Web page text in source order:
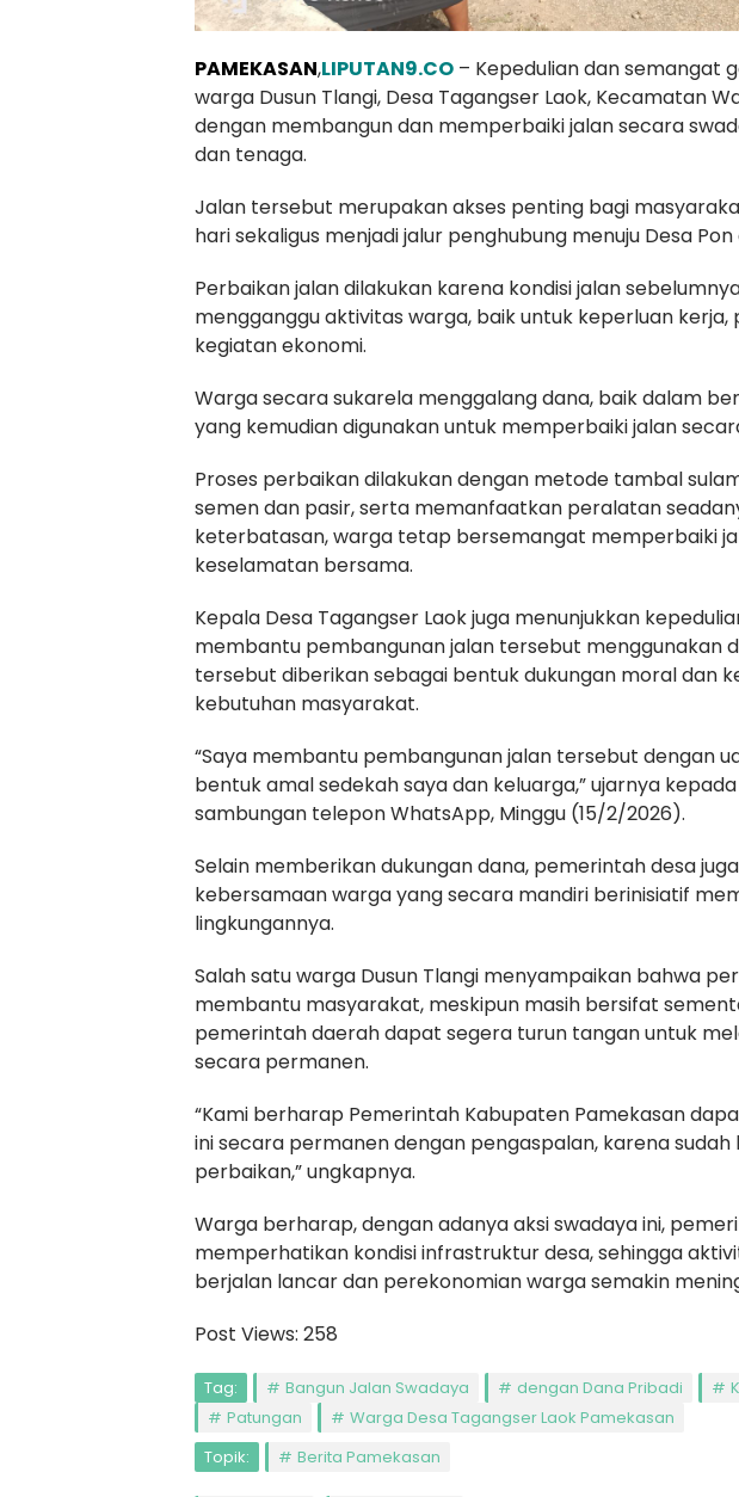
PAMEKASAN,LIPUTAN9.CO – Kepedulian dan semangat
warga Dusun Tlangi, Desa Tagangser Laok, Kecamatan
dengan membangun dan memperbaiki jalan secara
dan tenaga.
Jalan tersebut merupakan akses penting bagi
hari sekaligus menjadi jalur penghubung menuju Desa
Perbaikan jalan dilakukan karena kondisi jalan
mengganggu aktivitas warga, baik untuk keperluan kerja,
kegiatan ekonomi.
Warga secara sukarela menggalang dana, baik dalam
yang kemudian digunakan untuk memperbaiki jalan
Proses perbaikan dilakukan dengan metode tambal
semen dan pasir, serta memanfaatkan peralatan
keterbatasan, warga tetap bersemangat memperbaiki
keselamatan bersama.
Kepala Desa Tagangser Laok juga menunjukkan
membantu pembangunan jalan tersebut menggunakan
tersebut diberikan sebagai bentuk dukungan moral dan
kebutuhan masyarakat.
“Saya membantu pembangunan jalan tersebut dengan
bentuk amal sedekah saya dan keluarga,” ujarnya
sambungan telepon WhatsApp, Minggu (15/2/2026).
Selain memberikan dukungan dana, pemerintah desa
kebersamaan warga yang secara mandiri berinisiatif
lingkungannya.
Salah satu warga Dusun Tlangi menyampaikan bahwa
membantu masyarakat, meskipun masih bersifat
pemerintah daerah dapat segera turun tangan untuk
secara permanen.
“Kami berharap Pemerintah Kabupaten Pamekasan
ini secara permanen dengan pengaspalan, karena
perbaikan,” ungkapnya.
Warga berharap, dengan adanya aksi swadaya ini,
memperhatikan kondisi infrastruktur desa, sehingga
berjalan lancar dan perekonomian warga semakin
Post Views: 258
Tag: Bangun Jalan Swadaya dengan Dana Pribadi
Patungan
Warga Desa Tagangser Laok Pamekasan
Topik:
Berita Pamekasan